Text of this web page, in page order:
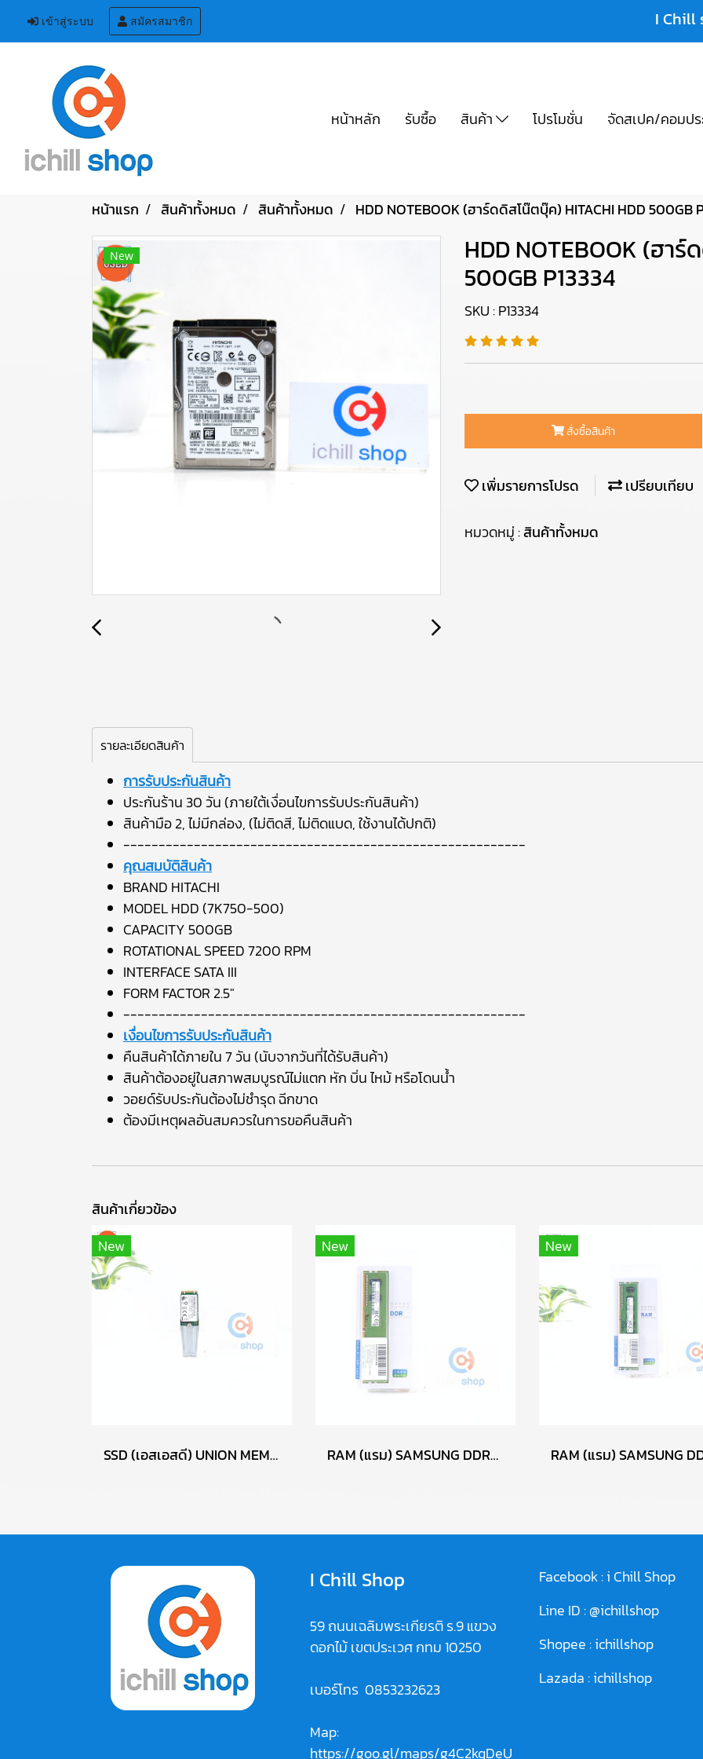
เข้าสู่ระบบ สมัครสมาชิก I Chill
หน้าหลัก รับซื้อ สินค้า โปรโมชั่น จัดสเปค/คอมป
หน้าแรก สินค้าทั้งหมด สินค้าทั้งหมด HDD NOTEBOOK (ฮาร์ดดิสโน๊ตบุ๊ค) HITACHI HDD 500GB
New
HDD NOTEBOOK (ฮา
500GB P13334
SKU : P13334
สั่งซื้อสินค้า
เพิ่มรายการโปรด เปรียบเทียบ
หมวดหมู่ :สินค้าทั้งหมด
รายละเอียดสินค้า
การรับประกันสินค้า
ประกันร้าน 30 วัน (ภายใต้เงื่อนไขการรับประกันสินค้า)
สินค้ามือ 2, ไม่มีกล่อง, (ไม่ติดสี, ไม่ติดแบด, ใช้งานได้ปกติ)
---------------------------------------------------------
คุณสมบัติสินค้า
BRAND HITACHI
MODEL HDD (7K750-500)
CAPACITY 500GB
ROTATIONAL SPEED 7200 RPM
INTERFACE SATA III
FORM FACTOR 2.5"
---------------------------------------------------------
เงื่อนไขการรับประกันสินค้า
คืนสินค้าได้ภายใน 7 วัน (นับจากวันที่ได้รับสินค้า)
สินค้าต้องอยู่ในสภาพสมบูรณ์ไม่แตก หัก บิ่น ไหม้ หรือโดนน้ำ
วอยด์รับประกันต้องไม่ชำรุด ฉีกขาด
ต้องมีเหตุผลอันสมควรในการขอคืนสินค้า
สินค้าเกี่ยวข้อง
New
SSD (เอสเอสดี) UNION MEMORY AM610 256GB PCIe NVMe M.2 2242 P17765
New
RAM (แรม) SAMSUNG DDR4 4GB (4GBX1) 2666MHz 16CHIP (ของใหม่) P17763
New
I Chill Shop
59 ถนนเฉลิมพระเกียรติ ร.9 แขวง
ดอกไม้ เขตประเวศ กทม 10250
เบอร์โทร 0853232623
Map:
https://goo.gl/maps/g4C2kqDeU
Facebook :i Chill Shop
Line ID :@ichillshop
Shopee :ichillshop
Lazada :ichillshop